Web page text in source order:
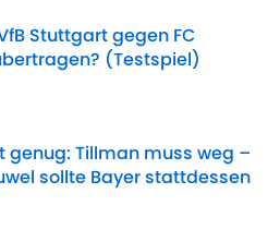
Stuttgart gegen FC
(Testspiel)
on Invalid Date
genug: Tillman muss weg –
sollte Bayer stattdessen